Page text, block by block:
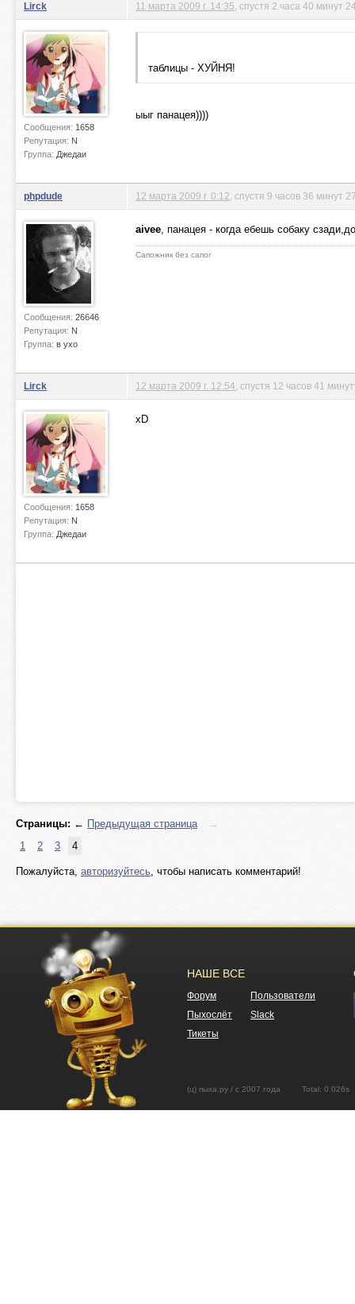
Lirck
Сообщения: 1658
Репутация: N
Группа: Джедаи
11 марта 2009 г. 14:35 , спустя 2 часа 40 минут
таблицы - ХУЙНЯ!
ыыг панацея))))
phpdude
Сообщения: 26646
Репутация: N
Группа: в ухо
12 марта 2009 г. 0:12 , спустя 9 часов 36 минут
aivee, панацея - когда ебешь собаку
Сапожник без сапог
Lirck
Сообщения: 1658
Репутация: N
Группа: Джедаи
12 марта 2009 г. 12:54 , спустя 12 часов 41
xD
Страницы: ← Предыдущая страница
→
1
2 3 4
Пожалуйста, авторизуйтесь, чтобы написать комментарий!
НАШЕ ВСЕ
Форум
Пользователи
Пыхослёт
Slack
Тикеты
(ц) пыха.ру / с 2007 года Total: